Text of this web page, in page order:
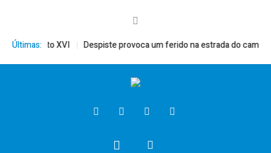
Últimas:
Bento XVI Despiste provoca um ferido na estrada do campo